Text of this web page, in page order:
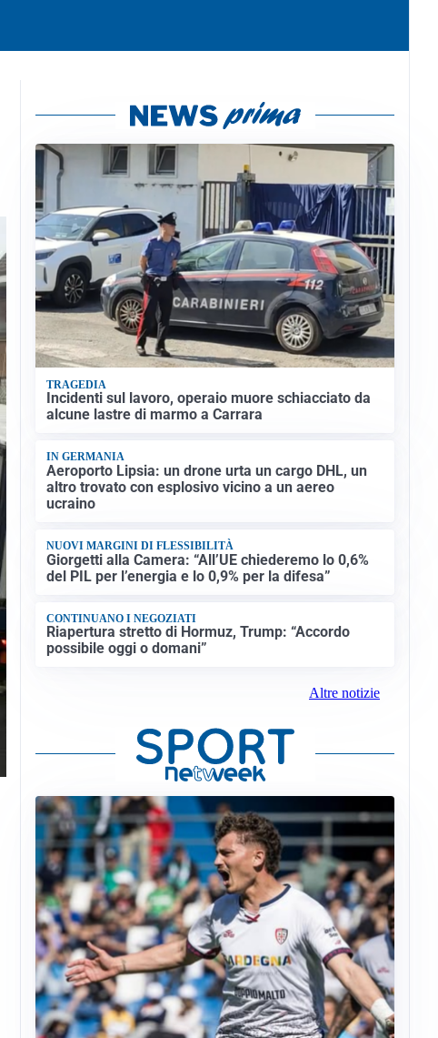
TRAGEDIA
Incidenti sul lavoro, operaio muore schiacciato da
alcune lastre di marmo a Carrara
IN GERMANIA
Aeroporto Lipsia: un drone urta un cargo DHL, un
altro trovato con esplosivo vicino a un aereo
ucraino
NUOVI MARGINI DI FLESSIBILITÀ
Giorgetti alla Camera: “All’UE chiederemo lo 0,6%
del PIL per l’energia e lo 0,9% per la difesa”
CONTINUANO I NEGOZIATI
Riapertura stretto di Hormuz, Trump: “Accordo
possibile oggi o domani”
Altre notizie